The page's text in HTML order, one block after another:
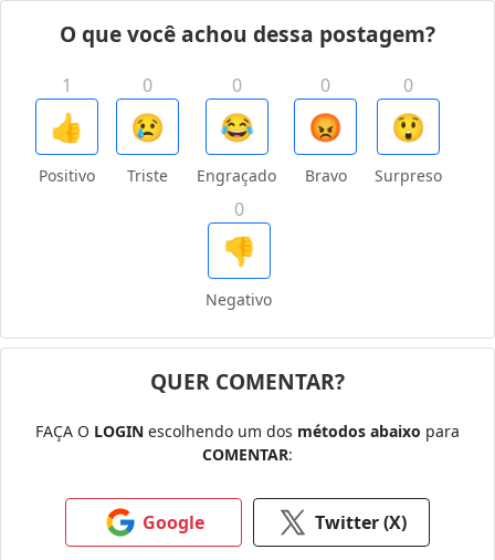
O que você achou dessa postagem?
1
👍
Positivo
0
😢
Triste
0
😂
Engraçado
0
😡
Bravo
0
😲
Surpreso
0
👎
Negativo
QUER COMENTAR?
FAÇA O LOGIN escolhendo um dos métodos abaixo para
COMENTAR:
Google Twitter (X)